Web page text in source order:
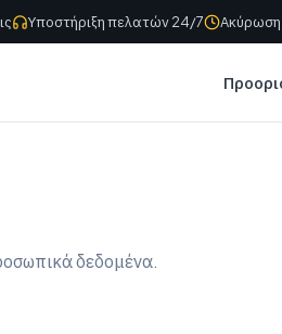
Υποστήριξη πελατών 24/7
δεδομένα.